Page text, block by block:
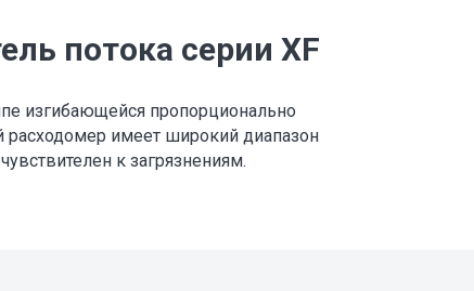
потока серии XF
изгибающейся пропорционально
имеет широкий диапазон
к загрязнениям.